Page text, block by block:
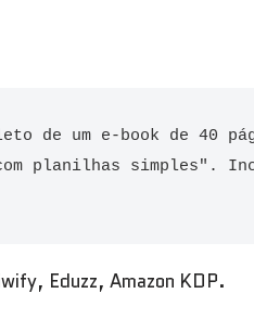
de um e-book de 40
planilhas simples".
Eduzz, Amazon KDP.